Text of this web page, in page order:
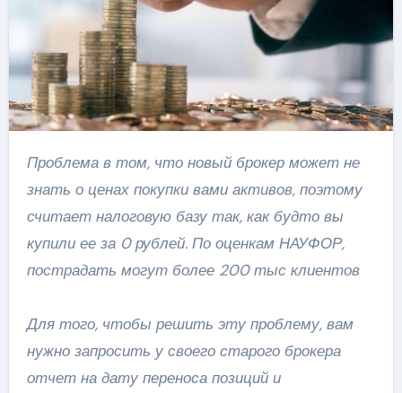
Проблема в том, что новый брокер может не
знать о ценах покупки вами активов, поэтому
считает налоговую базу так, как будто вы
купили ее за 0 рублей. По оценкам НАУФОР,
пострадать могут более 200 тыс клиентов
Для того, чтобы решить эту проблему, вам
нужно запросить у своего старого брокера
отчет на дату переноса позиций и